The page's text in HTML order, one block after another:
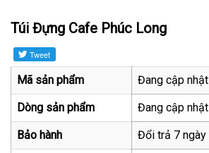
Túi Đựng Cafe Phúc Long
Mã sản phẩm Đang cập nhật
Dòng sản phẩm Đang cập nhật
Bảo hành Đổi trả 7 ngày